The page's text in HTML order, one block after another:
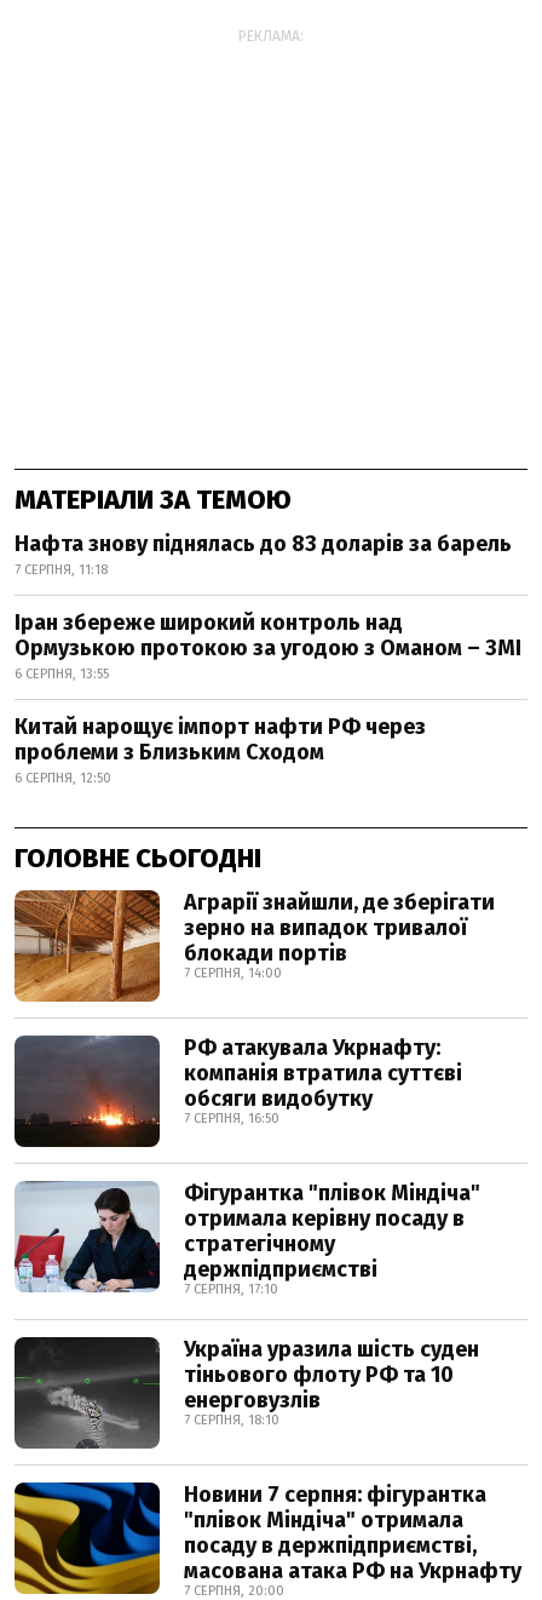
РЕКЛАМА:
МАТЕРІАЛИ ЗА ТЕМОЮ
Нафта знову піднялась до 83 доларів за барель
7 СЕРПНЯ, 11:18
Іран збереже широкий контроль над
Ормузькою протокою за угодою з Оманом – ЗМІ
6 СЕРПНЯ, 13:55
Китай нарощує імпорт нафти РФ через
проблеми з Близьким Сходом
6 СЕРПНЯ, 12:50
ГОЛОВНЕ СЬОГОДНІ
Аграрії знайшли, де зберігати
зерно на випадок тривалої
блокади портів
7 СЕРПНЯ, 14:00
РФ атакувала Укрнафту:
компанія втратила суттєві
обсяги видобутку
7 СЕРПНЯ, 16:50
Фігурантка "плівок Міндіча"
отримала керівну посаду в
стратегічному
держпідприємстві
7 СЕРПНЯ, 17:10
Україна уразила шість суден
тіньового флоту РФ та 10
енерговузлів
7 СЕРПНЯ, 18:10
Новини 7 серпня: фігурантка
"плівок Міндіча" отримала
посаду в держпідприємстві,
масована атака РФ на Укрнафту
7 СЕРПНЯ, 20:00